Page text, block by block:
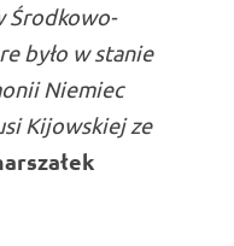
Środkowo-
było w stanie
Niemiec
Kijowskiej ze